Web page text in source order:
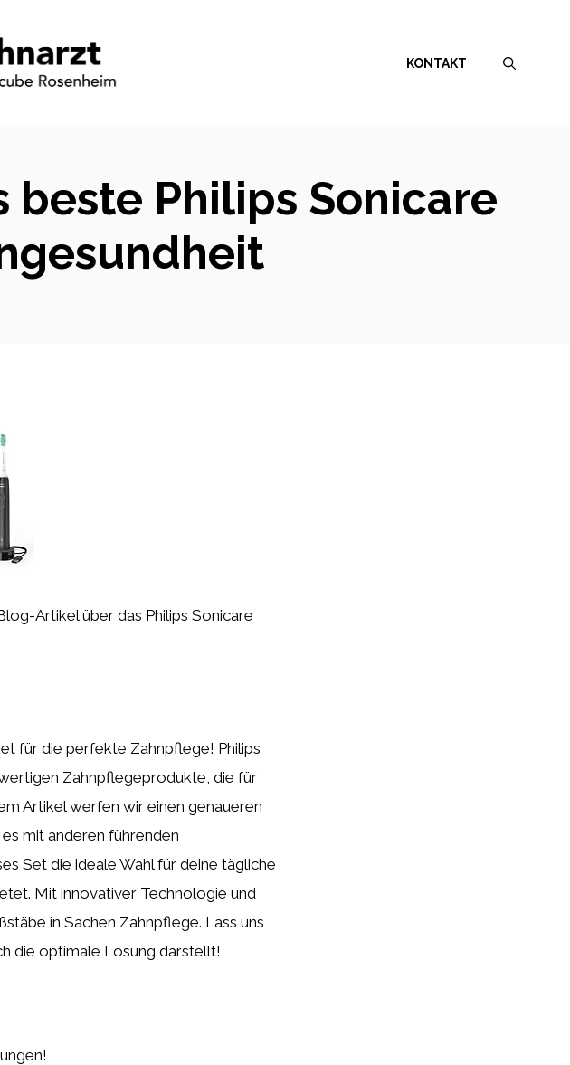
KONTAKT
beste Philips Sonicare
Artikel über das Philips Sonicare
für die perfekte Zahnpflege! Philips
Zahnpflegeprodukte, die für
Artikel werfen wir einen genaueren
mit anderen führenden
Set die ideale Wahl für deine tägliche
Mit innovativer Technologie und
in Sachen Zahnpflege. Lass uns
die optimale Lösung darstellt!